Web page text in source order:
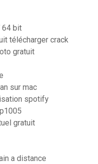
64 bit
télécharger crack
gratuit
sur mac
spotify
gratuit
a distance